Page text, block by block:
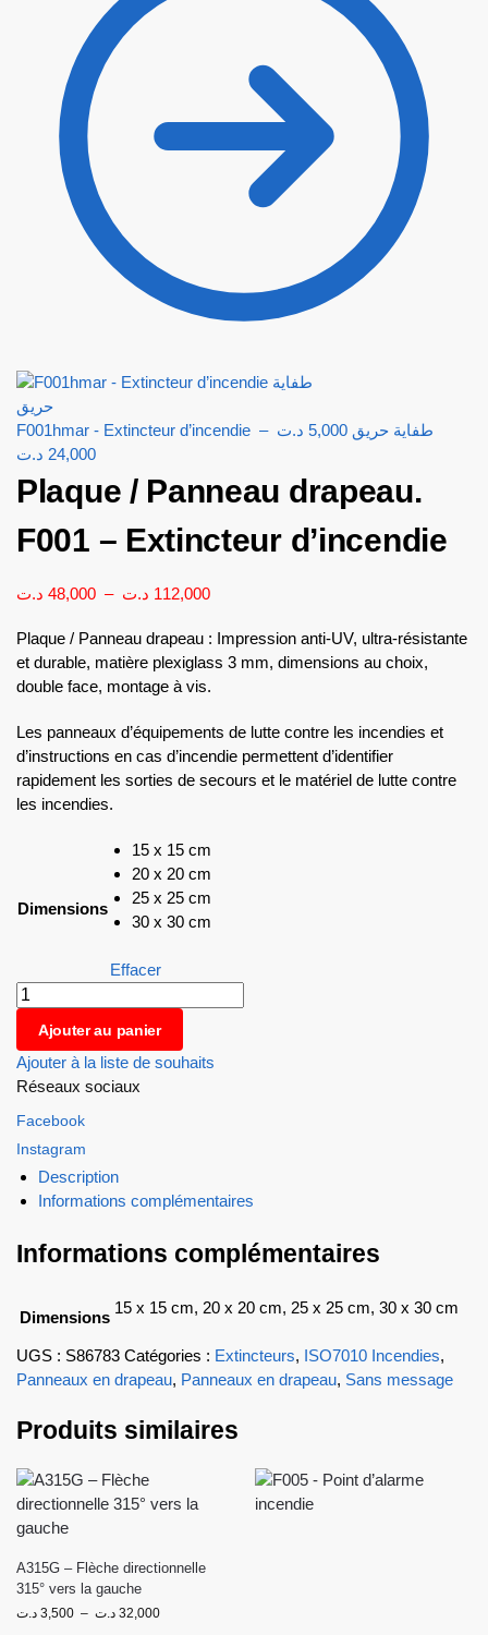
F001hmar - Extincteur d’incendie طفاية حريق 5,000 د.ت –
24,000 د.ت
Plaque / Panneau drapeau.
F001 – Extincteur d’incendie
48,000 د.ت – 112,000 د.ت
Plaque / Panneau drapeau : Impression anti-UV, ultra-résistante
et durable, matière plexiglass 3 mm, dimensions au choix,
double face, montage à vis.
Les panneaux d’équipements de lutte contre les incendies et
d’instructions en cas d’incendie permettent d’identifier
rapidement les sorties de secours et le matériel de lutte contre
les incendies.
Dimensions
15 x 15 cm
20 x 20 cm
25 x 25 cm
30 x 30 cm
Effacer
Ajouter au panier
Ajouter à la liste de souhaits
Réseaux sociaux
Facebook
Instagram
Description
Informations complémentaires
Informations complémentaires
Dimensions
15 x 15 cm, 20 x 20 cm, 25 x 25 cm, 30 x 30 cm
UGS : S86783 Catégories : Extincteurs, ISO7010 Incendies,
Panneaux en drapeau, Panneaux en drapeau, Sans message
Produits similaires
A315G – Flèche directionnelle
315° vers la gauche
3,500 د.ت – 32,000 د.ت